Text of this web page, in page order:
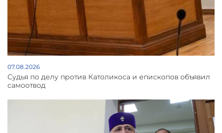
07.08.2026
Судья по делу против Католикоса и епископов объявил
самоотвод